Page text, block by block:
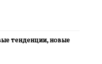
тенденции, новые